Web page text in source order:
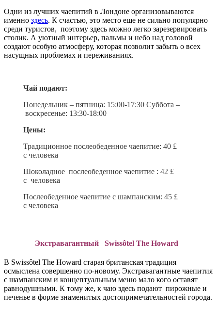
Одни из лучших чаепитий в Лондоне организовываются
именно здесь. К счастью, это место еще не сильно популярно
среди туристов, поэтому здесь можно легко зарезервировать
столик. А уютный интерьер, пальмы и небо над головой
создают особую атмосферу, которая позволит забыть о всех
насущных проблемах и переживаниях.
Чай подают:
Понедельник – пятница: 15:00-17:30 Суббота –
воскресенье: 13:30-18:00
Цены:
Традиционное послеобеденное чаепитие: 40 £
с человека
Шоколадное послеобеденное чаепитие : 42 £
с человека
Послеобеденное чаепитие с шампанским: 45 £
с человека
Экстравагантный Swissôtel The Howard
В Swissôtel The Howard старая британская традиция
осмыслена совершенно по-новому. Экстравагантные чаепития
с шампанским и концептуальным меню мало кого оставят
равнодушными. К тому же, к чаю здесь подают пирожные и
печенье в форме знаменитых достопримечательностей города.